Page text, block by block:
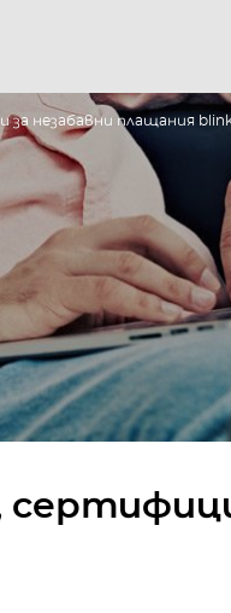
незабавни плащания